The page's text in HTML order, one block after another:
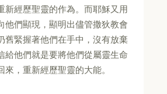
新經歷聖靈的作為。而耶穌又用
他們顯現，顯明出儘管撒狄教會
舊緊握著他們在手中，沒有放棄
給他們就是要將他們從屬靈生命
來，重新經歷聖靈的大能。